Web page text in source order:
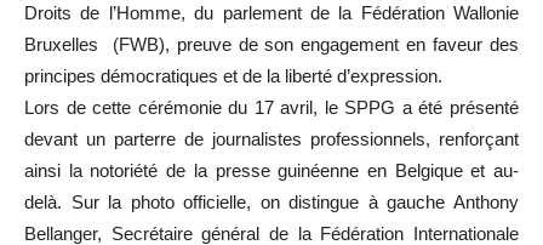
Droits de l’Homme, du parlement de la Fédération Wallonie
Bruxelles (FWB), preuve de son engagement en faveur des
principes démocratiques et de la liberté d’expression.
Lors de cette cérémonie du 17 avril, le SPPG a été présenté
devant un parterre de journalistes professionnels, renforçant
ainsi la notoriété de la presse guinéenne en Belgique et au-
delà. Sur la photo officielle, on distingue à gauche Anthony
Bellanger, Secrétaire général de la Fédération Internationale